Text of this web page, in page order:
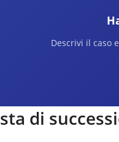
Descrivi il caso
di